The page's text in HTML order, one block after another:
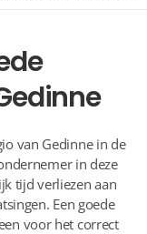
van Gedinne in de
in deze
tijd verliezen aan
Een goede
voor het correct